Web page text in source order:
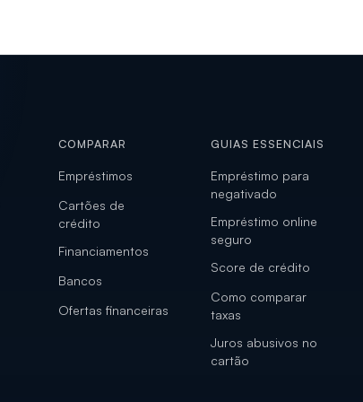
COMPARAR
Empréstimos
Cartões de
crédito
Financiamentos
Bancos
Ofertas financeiras
GUIAS ESSENCIAIS
Empréstimo para
negativado
Empréstimo online
seguro
Score de crédito
Como comparar
taxas
Juros abusivos no
cartão